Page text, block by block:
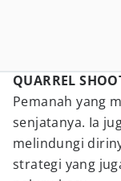
QUARREL
Pemanah yang
senjatanya. Ia
melindungi
strategi yang